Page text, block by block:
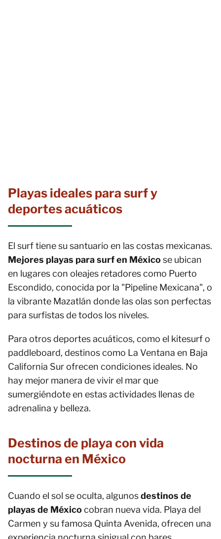
Playas ideales para surf y
deportes acuáticos
El surf tiene su santuario en las costas mexicanas.
Mejores playas para surf en Méxicose ubican
en lugares con oleajes retadores como Puerto
Escondido, conocida por la "Pipeline Mexicana", o
la vibrante Mazatlán donde las olas son perfectas
para surfistas de todos los niveles.
Para otros deportes acuáticos, como el kitesurf o
paddleboard, destinos como La Ventana en Baja
California Sur ofrecen condiciones ideales. No
hay mejor manera de vivir el mar que
sumergiéndote en estas actividades llenas de
adrenalina y belleza.
Destinos de playa con vida
nocturna en México
Cuando el sol se oculta, algunosdestinos de
playas de Méxicocobran nueva vida. Playa del
Carmen y su famosa Quinta Avenida, ofrecen una